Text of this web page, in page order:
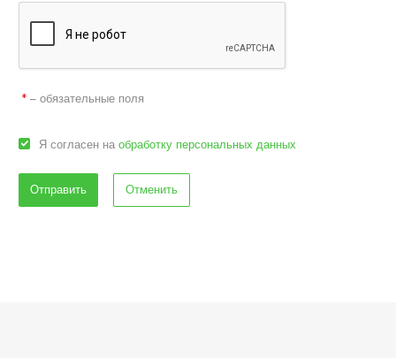
* – обязательные поля
Я согласен на обработку персональных данных
Отменить